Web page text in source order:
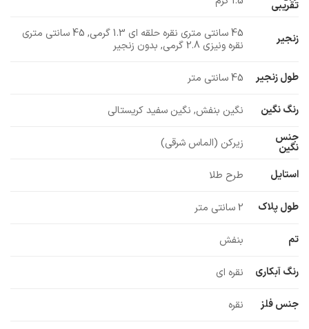
تقریبی
زنجیر
45 سانتی متری نقره حلقه ای 1.3 گرمی, 45 سانتی متری
نقره ونیزی 2.8 گرمی, بدون زنجیر
طول زنجیر 45 سانتی متر
رنگ نگین
نگین بنفش, نگین سفید کریستالی
جنس
نگین زیرکن (الماس شرقی)
استایل طرح طلا
طول پلاک 2 سانتی متر
تم بنفش
رنگ آبکاری نقره ای
جنس فلز نقره